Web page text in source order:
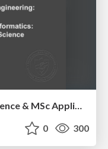
Info Session MSc Computer Science & MSc Applied Informatics
0 300